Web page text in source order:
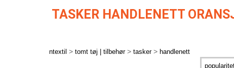
TASKER HANDLENETT
ntextil > tomt tøj | tilbehør > tasker > handlenett